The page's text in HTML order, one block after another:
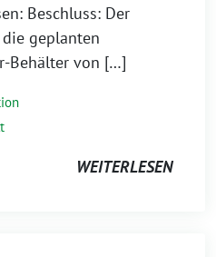
Beschluss: Der
geplanten
Behälter von […]
WEITERLESEN